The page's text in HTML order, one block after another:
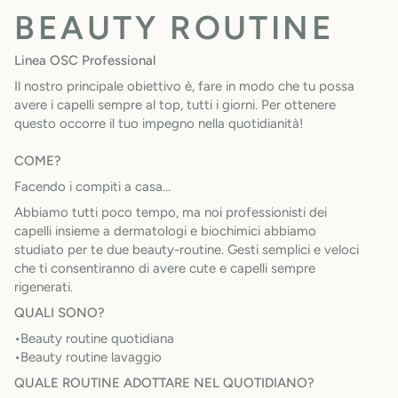
BEAUTY ROUTINE
Linea OSC Professional
Il nostro principale obiettivo è, fare in modo che tu possa
avere i capelli sempre al top, tutti i giorni. Per ottenere
questo occorre il tuo impegno nella quotidianità!
COME?
Facendo i compiti a casa…
Abbiamo tutti poco tempo, ma noi professionisti dei
capelli insieme a dermatologi e biochimici abbiamo
studiato per te due beauty-routine. Gesti semplici e veloci
che ti consentiranno di avere cute e capelli sempre
rigenerati.
QUALI SONO?
•Beauty routine quotidiana
•Beauty routine lavaggio
QUALE ROUTINE ADOTTARE NEL QUOTIDIANO?